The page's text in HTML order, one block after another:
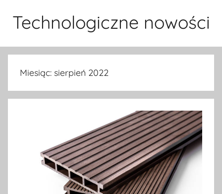
Technologiczne nowości
Miesiąc: sierpień 2022